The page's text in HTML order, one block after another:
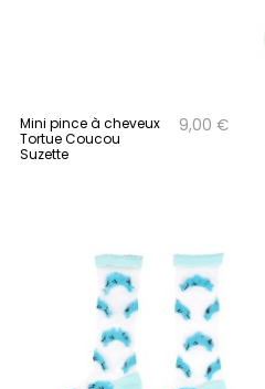
Mini pince à cheveux
Tortue Coucou
Suzette
9,00 €